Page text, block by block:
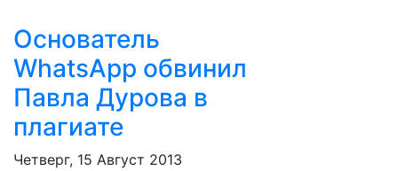
Основатель
WhatsApp обвинил
Павла Дурова в
плагиате
Четверг, 15 Август 2013